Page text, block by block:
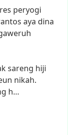
peryogi
aya dina
sareng hiji
nikah.
h…